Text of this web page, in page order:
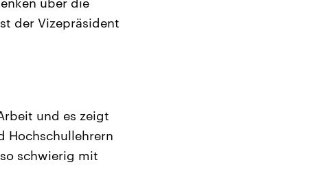
der Vizepräsident
und es zeigt
Hochschullehrern
schwierig mit